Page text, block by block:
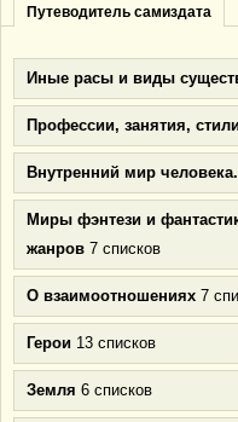
Путеводитель самиздата
Иные расы и виды
Профессии, занятия,
Внутренний мир
Миры фэнтези и
жанров 7 списков
О взаимоотношениях 7
Герои 13 списков
Земля 6 списков